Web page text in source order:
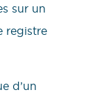
sur un
registre
d’un